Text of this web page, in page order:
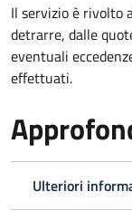
Il servizio è rivolto
detrarre, dalle
eventuali
effettuati.
Ulteriori